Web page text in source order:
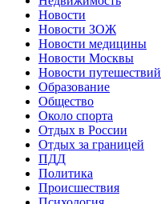
Новости
Новости ЗОЖ
Новости медицины
Новости Москвы
Новости путешествий
Образование
Общество
Около спорта
Отдых в России
Отдых за границей
ПДД
Политика
Происшествия